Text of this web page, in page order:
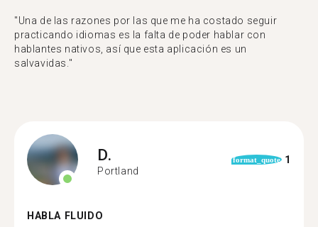
"Una de las razones por las que me ha costado seguir
practicando idiomas es la falta de poder hablar con
hablantes nativos, así que esta aplicación es un
salvavidas."
D.
Portland
format_quote 1
HABLA FLUIDO